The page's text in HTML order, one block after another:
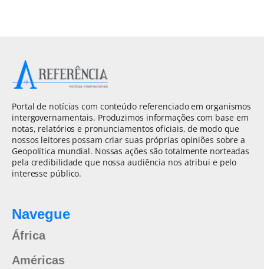
Portal de notícias com conteúdo referenciado em organismos
intergovernamentais. Produzimos informações com base em
notas, relatórios e pronunciamentos oficiais, de modo que
nossos leitores possam criar suas próprias opiniões sobre a
Geopolítica mundial. Nossas ações são totalmente norteadas
pela credibilidade que nossa audiência nos atribui e pelo
interesse público.
Navegue
África
Américas